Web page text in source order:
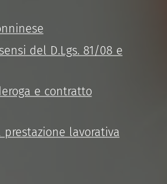
sensi del D.Lgs. 81/08 e
e contratto
prestazione lavorativa